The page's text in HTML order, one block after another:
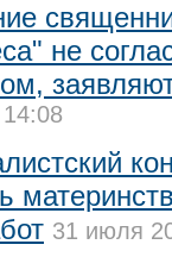
не
31 июля